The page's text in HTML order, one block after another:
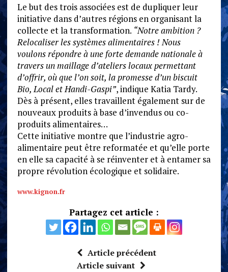
Le but des trois associées est de dupliquer leur
initiative dans d’autres régions en organisant la
collecte et la transformation. “Notre ambition ?
Relocaliser les systèmes alimentaires ! Nous
voulons répondre à une forte demande nationale à
travers un maillage d’ateliers locaux permettant
d’offrir, où que l’on soit, la promesse d’un biscuit
Bio, Local et Handi-Gaspi”, indique Katia Tardy.
Dès à présent, elles travaillent également sur de
nouveaux produits à base d’invendus ou co-
produits alimentaires…
Cette initiative montre que l’industrie agro-
alimentaire peut être reformatée et qu’elle porte
en elle sa capacité à se réinventer et à entamer sa
propre révolution écologique et solidaire.
www.kignon.fr
Partagez cet article :
Article précédent
Article suivant